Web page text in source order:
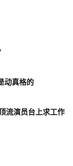
动真格的
流演员台上求工作